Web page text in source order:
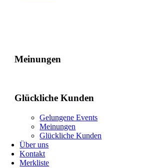
Meinungen
Glückliche Kunden
Gelungene Events
Meinungen
Glückliche Kunden
Über uns
Kontakt
Merkliste